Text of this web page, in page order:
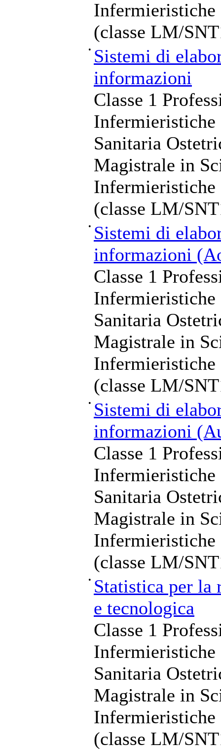
Infermieristiche
(classe LM/
• Sistemi di
informazioni
Classe 1
Infermieristiche
Sanitaria
Magistrale in
Infermieristiche
(classe LM/
• Sistemi di
informazioni
Classe 1
Infermieristiche
Sanitaria
Magistrale in
Infermieristiche
(classe LM/
• Sistemi di
informazioni
Classe 1
Infermieristiche
Sanitaria
Magistrale in
Infermieristiche
(classe LM/
• Statistica per la
e tecnologica
Classe 1
Infermieristiche
Sanitaria
Magistrale in
Infermieristiche
(classe LM/